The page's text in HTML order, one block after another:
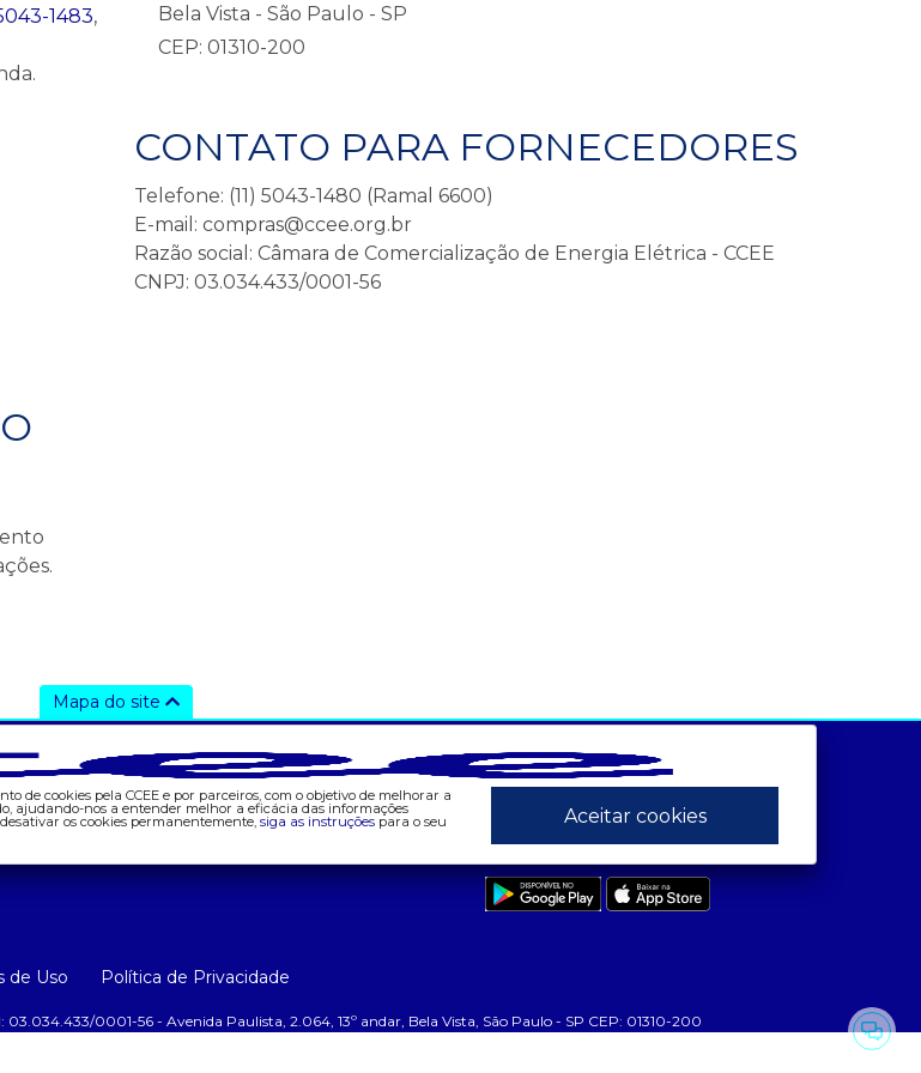
1483,
Bela Vista - São Paulo - SP
CEP: 01310-200
CONTATO PARA FORNECEDORES
Telefone: (11) 5043-1480 (Ramal 6600)
E-mail: compras@ccee.org.br
Razão social: Câmara de Comercialização de Energia Elétrica - CCEE
CNPJ: 03.034.433/0001-56
Mapa do site
tecnologia
- appccee
dados e análises
- bandeira tarifária
- consumo
- contas setoriais
- contratos
- mercado quinzenal
preços
- painel de preços
- conceitos de preços
Canais:
de Uso Política de Privacidade
0001-56 - Avenida Paulista, 2.064, 13º andar, Bela Vista, São Paulo - SP CEP: 01310-200
de cookies pela CCEE e por parceiros, com o objetivo de melhorar a
ajudando-nos a entender melhor a eficácia das informações
os cookies permanentemente, siga as instruções para o seu Aceitar cookies